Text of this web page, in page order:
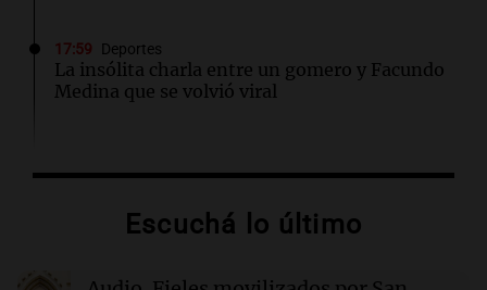
17:59 Deportes
La insólita charla entre un gomero y Facundo
Medina que se volvió viral
TC Pick Up: Las "Chatas del Campo
Escuchá lo último